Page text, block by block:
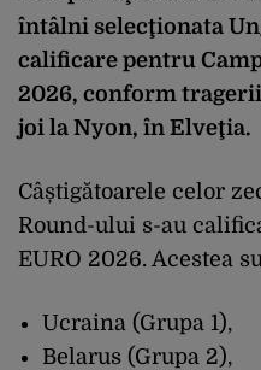
întâlni selecţionata
calificare pentru
2026, conform
joi la Nyon, în Elveţia.
Câștigătoarele celor
Round-ului s-au
EURO 2026. Acestea
Ucraina (Grupa 1),
Belarus (Grupa 2),